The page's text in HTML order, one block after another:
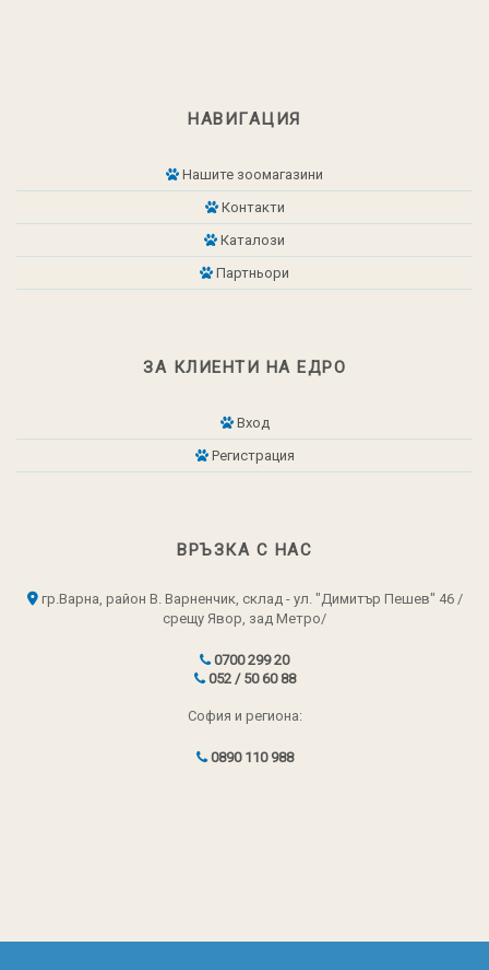
НАВИГАЦИЯ
Нашите зоомагазини
Контакти
Каталози
Партньори
ЗА КЛИЕНТИ НА ЕДРО
Вход
Регистрация
ВРЪЗКА С НАС
гр.Варна, район В. Варненчик, склад - ул. "Димитър Пешев" 46 /
срещу Явор, зад Метро/
0700 299 20
052 / 50 60 88
София и региона:
0890 110 988